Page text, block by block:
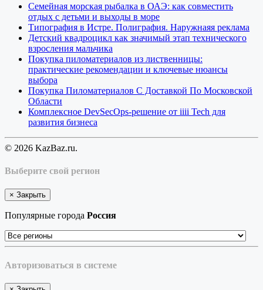
Семейная морская рыбалка в ОАЭ: как совместить
отдых с детьми и выходы в море
Типография в Истре. Полиграфия. Наружнаяя реклама
Детский квадроцикл как значимый этап технического
взросления мальчика
Покупка пиломатериалов из лиственницы:
практические рекомендации и ключевые нюансы
выбора
Покупка Пиломатериалов С Доставкой По Московской
Области
Комплексное DevSecOps-решение от iiii Tech для
развития бизнеса
© 2026 KazBaz.ru.
Выберите свой регион
× Закрыть
Популярные города Россия
Авторизоваться в системе